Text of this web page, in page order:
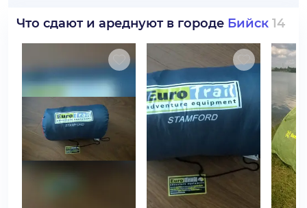
Что сдают и ареднуют в городе Бийск 14